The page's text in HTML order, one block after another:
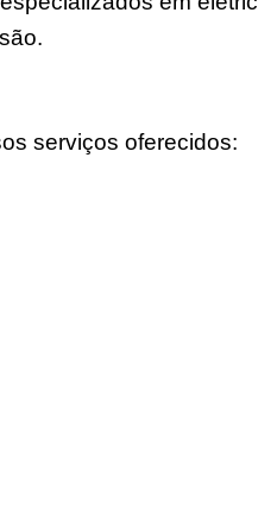
serviços oferecidos: